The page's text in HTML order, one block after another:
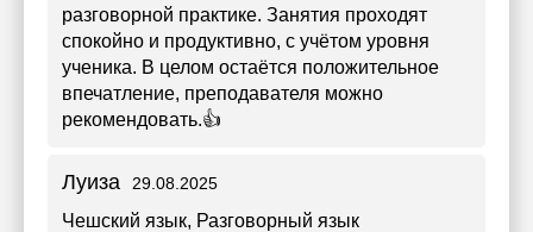
разговорной практике. Занятия проходят
спокойно и продуктивно, с учётом уровня
ученика. В целом остаётся положительное
впечатление, преподавателя можно
рекомендовать.👍
Луиза 29.08.2025
Чешский язык, Разговорный язык